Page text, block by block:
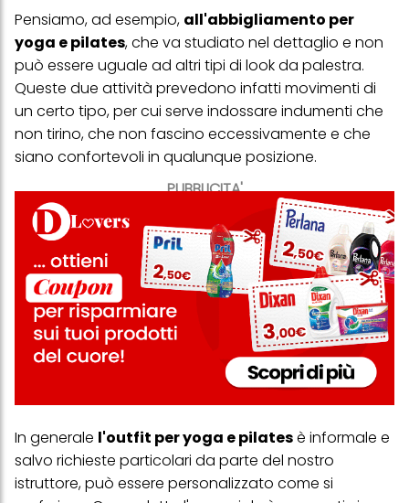
PUBBLICITA'
Pensiamo, ad esempio, all'abbigliamento per
yoga e pilates, che va studiato nel dettaglio e non
può essere uguale ad altri tipi di look da palestra.
Queste due attività prevedono infatti movimenti di
un certo tipo, per cui serve indossare indumenti che
non tirino, che non fascino eccessivamente e che
siano confortevoli in qualunque posizione.
In generale l'outfit per yoga e pilatesè informale e
salvo richieste particolari da parte del nostro
istruttore, può essere personalizzato come si